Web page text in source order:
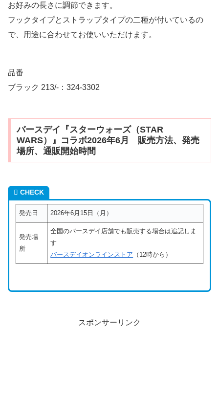
お好みの長さに調節できます。
フックタイプとストラップタイプの二種が付いているの
で、用途に合わせてお使いいただけます。
品番
ブラック 213/-：324-3302
バースデイ『スターウォーズ（STAR
WARS）』コラボ2026年6月 販売方法、発売
場所、通販開始時間
CHECK
発売日 2026年6月15日（月）
発売場
所
全国のバースデイ店舗でも販売する場合は追記しま
す
バースデイオンラインストア （12時から）
スポンサーリンク